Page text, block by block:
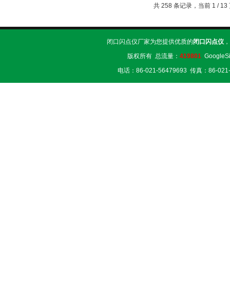
共 258 条记录，当前 1 /
闭口闪点仪厂家为您提供优质的闭口闪点仪
版权所有 总流量： 419801
电话：86-021-56479693 传真：86-